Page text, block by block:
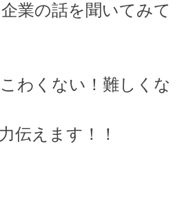
業の話を聞いてみて
わくない！難しくな
伝えます！！